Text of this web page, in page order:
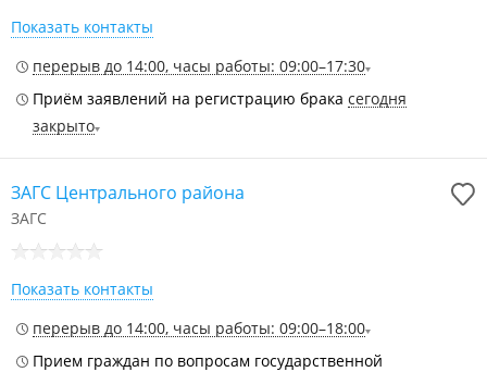
Показать контакты
перерыв до 14:00, часы работы: 09:00–17:30
Приём заявлений на регистрацию брака сегодня
закрыто
ЗАГС Центрального района
ЗАГС
Показать контакты
перерыв до 14:00, часы работы: 09:00–18:00
Прием граждан по вопросам государственной